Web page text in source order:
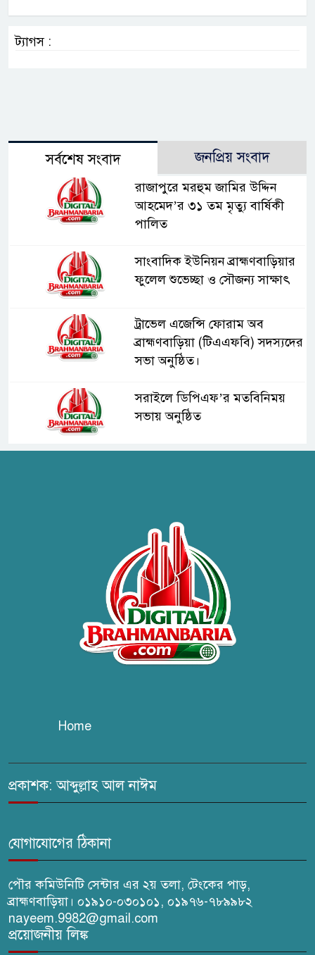
ট্যাগস :
সর্বশেষ সংবাদ জনপ্রিয় সংবাদ
রাজাপুরে মরহুম জামির উদ্দিন
আহমেদ’র ৩১ তম মৃত্যু বার্ষিকী
পালিত
সাংবাদিক ইউনিয়ন ব্রাহ্মণবাড়িয়ার
ফুলেল শুভেচ্ছা ও সৌজন্য সাক্ষাৎ
ট্রাভেল এজেন্সি ফোরাম অব
ব্রাহ্মণবাড়িয়া (টিএএফবি) সদস্যদের
সভা অনুষ্ঠিত।
সরাইলে ডিপিএফ’র মতবিনিময়
সভায় অনুষ্ঠিত
ব্রাহ্মণবাড়িয়ায় তরী বাংলাদেশের
উদ্যোগে বৃক্ষরোপণ ও গাছের চারা
বিতরণ।
কবি জয়দুল হোসেনের
‘পাখপাখালির মিলনমেলা’ গ্রন্থের
প্রকাশনা উৎসব
চুরির দায়ে সুলতানপুরের বোরহান
ঢেউ’র আহবায়ক সোহেল সদস্য
Home
প্রকাশক: আব্দুল্লাহ আল নাঈম
যোগাযোগের ঠিকানা
পৌর কমিউনিটি সেন্টার এর ২য় তলা, টেংকের পাড়,
ব্রাহ্মণবাড়িয়া। ০১৯১০-০৩০১০১, ০১৯৭৬-৭৮৯৯৮২
nayeem.9982@gmail.com
প্রয়োজনীয় লিঙ্ক